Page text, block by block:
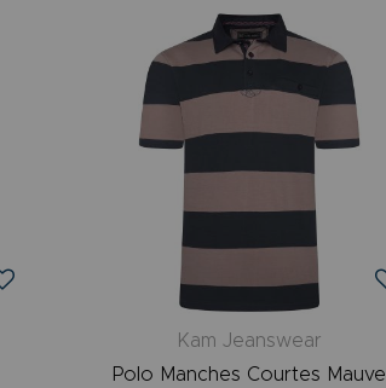
Kam Jeanswear
Polo Manches Courtes Mauve